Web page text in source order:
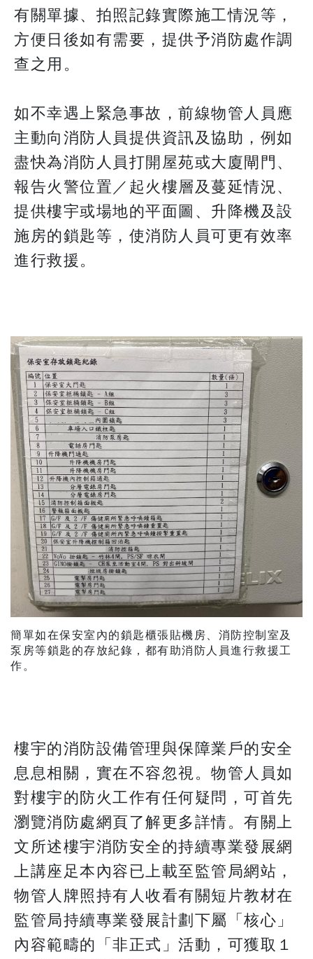
有關單據、拍照記錄實際施工情況等，
方便日後如有需要，提供予消防處作調
查之用。
如不幸遇上緊急事故，前線物管人員應
主動向消防人員提供資訊及協助，例如
盡快為消防人員打開屋苑或大廈閘門、
報告火警位置／起火樓層及蔓延情況、
提供樓宇或場地的平面圖、升降機及設
施房的鎖匙等，使消防人員可更有效率
進行救援。
簡單如在保安室內的鎖匙櫃張貼機房、消防控制室及
泵房等鎖匙的存放紀錄，都有助消防人員進行救援工
作。
樓宇的消防設備管理與保障業戶的安全
息息相關，實在不容忽視。物管人員如
對樓宇的防火工作有任何疑問，可首先
瀏覽消防處網頁了解更多詳情。有關上
文所述樓宇消防安全的持續專業發展網
上講座足本內容已上載至監管局網站，
物管人牌照持有人收看有關短片教材在
監管局持續專業發展計劃下屬「核心」
內容範疇的「非正式」活動，可獲取１